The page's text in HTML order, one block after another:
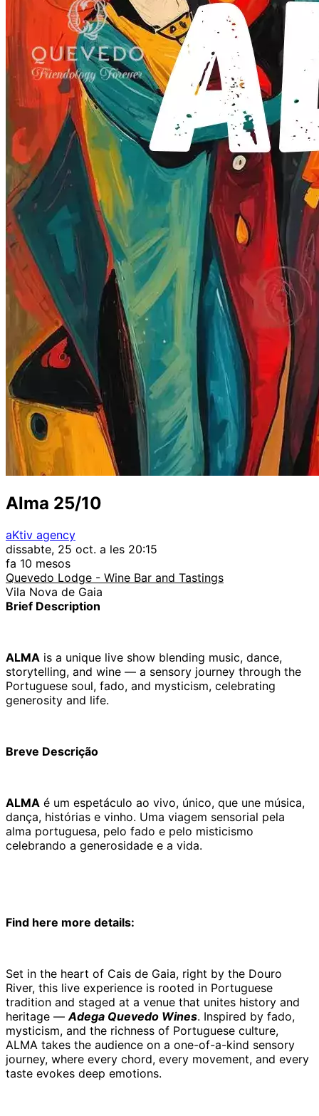
Alma 25/10
aKtiv agency
dissabte, 25 oct. a les 20:15
fa 10 mesos
Quevedo Lodge - Wine Bar and Tastings
Vila Nova de Gaia
Brief Description
ALMA is a unique live show blending music, dance,
storytelling, and wine — a sensory journey through the
Portuguese soul, fado, and mysticism, celebrating
generosity and life.
Breve Descrição
ALMA é um espetáculo ao vivo, único, que une música,
dança, histórias e vinho. Uma viagem sensorial pela
alma portuguesa, pelo fado e pelo misticismo
celebrando a generosidade e a vida.
Find here more details:
Set in the heart of Cais de Gaia, right by the Douro
River, this live experience is rooted in Portuguese
tradition and staged at a venue that unites history and
heritage — Adega Quevedo Wines. Inspired by fado,
mysticism, and the richness of Portuguese culture,
ALMA takes the audience on a one-of-a-kind sensory
journey, where every chord, every movement, and every
taste evokes deep emotions.